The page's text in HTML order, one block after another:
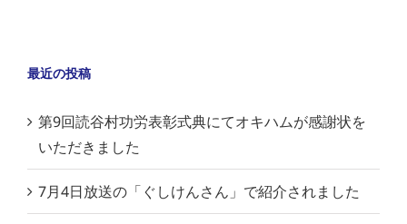
最近の投稿
第9回読谷村功労表彰式典にてオキハムが感謝状を
いただきました
7月4日放送の「ぐしけんさん」で紹介されました